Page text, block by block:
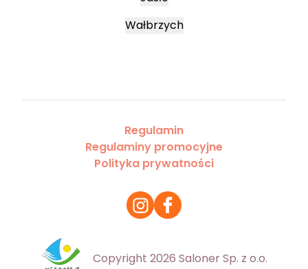
Wałbrzych
Regulamin
Regulaminy promocyjne
Polityka prywatności
Copyright 2026 Saloner Sp. z o.o.